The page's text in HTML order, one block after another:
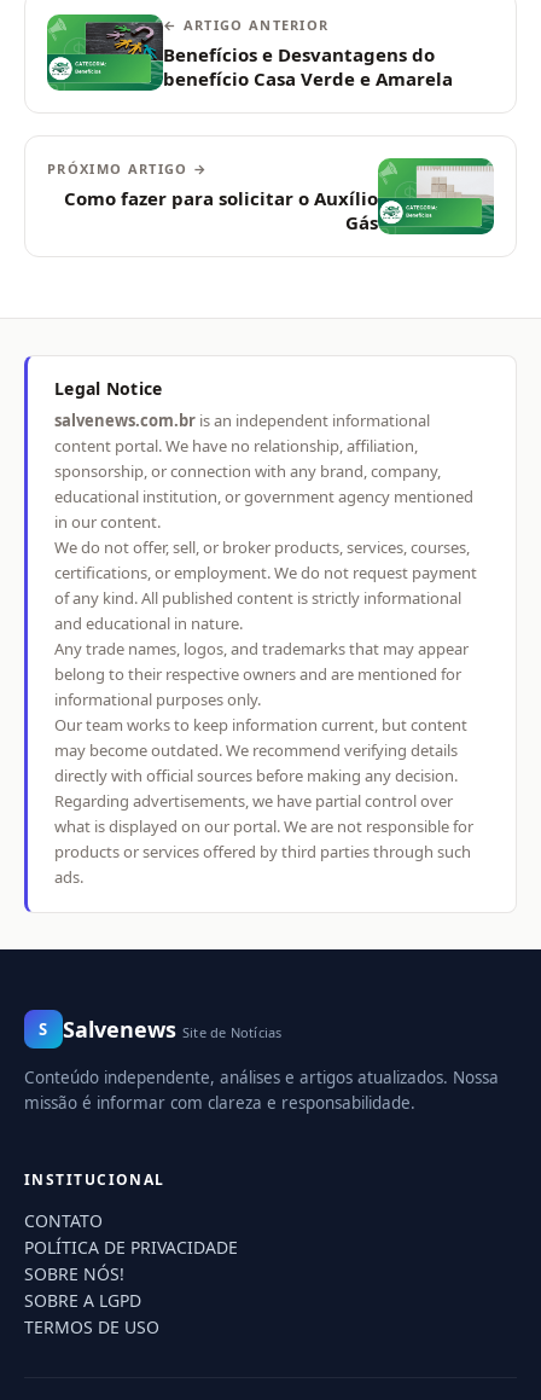
← ARTIGO ANTERIOR
Benefícios e Desvantagens do
benefício Casa Verde e Amarela
PRÓXIMO ARTIGO →
Como fazer para solicitar o Auxílio
Gás
Legal Notice
salvenews.com.br is an independent informational
content portal. We have no relationship, affiliation,
sponsorship, or connection with any brand, company,
educational institution, or government agency mentioned
in our content.
We do not offer, sell, or broker products, services, courses,
certifications, or employment. We do not request payment
of any kind. All published content is strictly informational
and educational in nature.
Any trade names, logos, and trademarks that may appear
belong to their respective owners and are mentioned for
informational purposes only.
Our team works to keep information current, but content
may become outdated. We recommend verifying details
directly with official sources before making any decision.
Regarding advertisements, we have partial control over
what is displayed on our portal. We are not responsible for
products or services offered by third parties through such
ads.
S Salvenews Site de Notícias
Conteúdo independente, análises e artigos atualizados. Nossa
missão é informar com clareza e responsabilidade.
INSTITUCIONAL
CONTATO
POLÍTICA DE PRIVACIDADE
SOBRE NÓS!
SOBRE A LGPD
TERMOS DE USO